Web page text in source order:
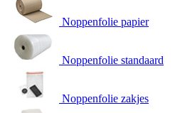
Noppenfolie papier
Noppenfolie standaard
Noppenfolie zakjes